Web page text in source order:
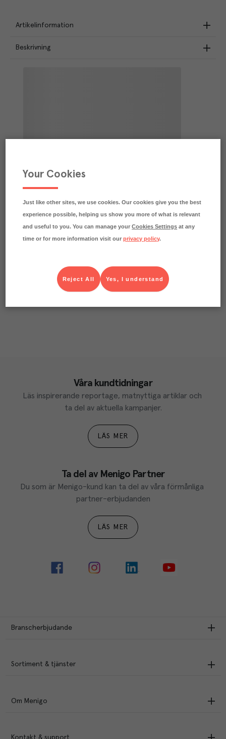
Artikelinformation
Beskrivning
Våra kundtidningar
Läs inspirerande reportage, matnyttiga artiklar och
ta del av aktuella kampanjer.
LÄS MER
Ta del av Menigo Partner
Du som är Menigo-kund kan ta del av våra förmånliga
partner-erbjudanden
LÄS MER
Branscherbjudande
Sortiment & tjänster
Om Menigo
Kontakt & support
Your Cookies
Just like other sites, we use cookies. Our cookies give you the best
experience possible, helping us show you more of what is relevant
and useful to you. You can manage yourCookies Settings at any
time or for more information visit ourprivacy policy.
Yes, I understand
Reject All